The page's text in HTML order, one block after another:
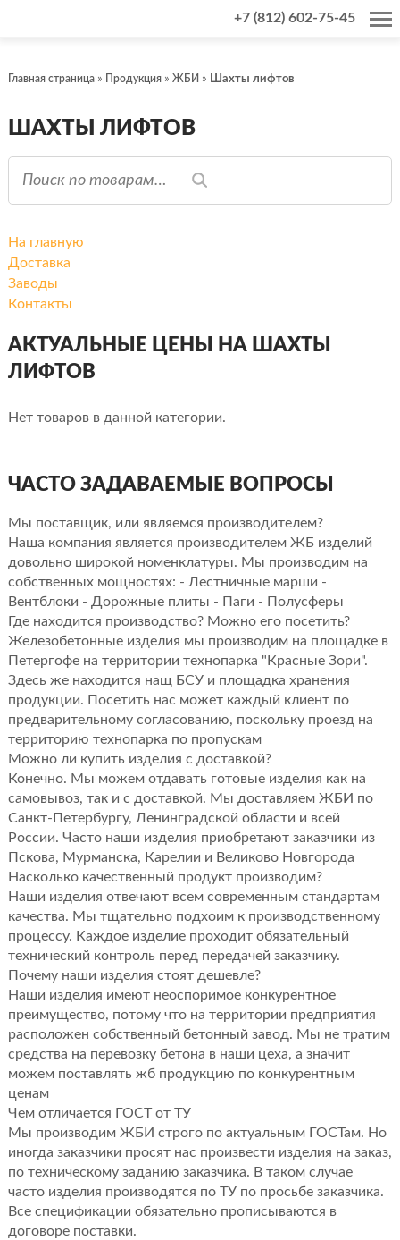
+7 (812) 602-75-45
Главная страница Продукция ЖБИ Шахты лифтов
ШАХТЫ ЛИФТОВ
На главную
Доставка
Заводы
Контакты
АКТУАЛЬНЫЕ ЦЕНЫ НА ШАХТЫ
ЛИФТОВ
Нет товаров в данной категории.
ЧАСТО ЗАДАВАЕМЫЕ ВОПРОСЫ
Мы поставщик, или являемся производителем?
Наша компания является производителем ЖБ изделий
довольно широкой номенклатуры. Мы производим на
собственных мощностях: - Лестничные марши -
Вентблоки - Дорожные плиты - Паги - Полусферы
Где находится производство? Можно его посетить?
Железобетонные изделия мы производим на площадке в
Петергофе на территории технопарка "Красные Зори".
Здесь же находится нащ БСУ и площадка хранения
продукции. Посетить нас может каждый клиент по
предварительному согласованию, поскольку проезд на
территорию технопарка по пропускам
Можно ли купить изделия с доставкой?
Конечно. Мы можем отдавать готовые изделия как на
самовывоз, так и с доставкой. Мы доставляем ЖБИ по
Санкт-Петербургу, Ленинградской области и всей
России. Часто наши изделия приобретают заказчики из
Пскова, Мурманска, Карелии и Великово Новгорода
Насколько качественный продукт производим?
Наши изделия отвечают всем современным стандартам
качества. Мы тщательно подхоим к производственному
процессу. Каждое изделие проходит обязательный
технический контроль перед передачей заказчику.
Почему наши изделия стоят дешевле?
Наши изделия имеют неоспоримое конкурентное
преимущество, потому что на территории предприятия
расположен собственный бетонный завод. Мы не тратим
средства на перевозку бетона в наши цеха, а значит
можем поставлять жб продукцию по конкурентным
ценам
Чем отличается ГОСТ от ТУ
Мы производим ЖБИ строго по актуальным ГОСТам. Но
иногда заказчики просят нас произвести изделия на заказ,
по техническому заданию заказчика. В таком случае
часто изделия производятся по ТУ по просьбе заказчика.
Все спецификации обязательно прописываются в
договоре поставки.